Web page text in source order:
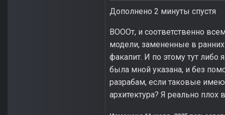
Дополнено 2 минуты спустя
ВОООт, и соответственно
модели, замененные в ранних
факапит. И по этому тут либо
была мной указана, и без
разрабам, если таковые
архитектура? Я реально